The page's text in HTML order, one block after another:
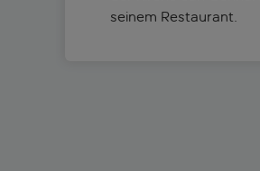
seinem Restaurant.